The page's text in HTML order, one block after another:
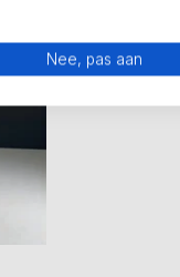
Nee, pas aan